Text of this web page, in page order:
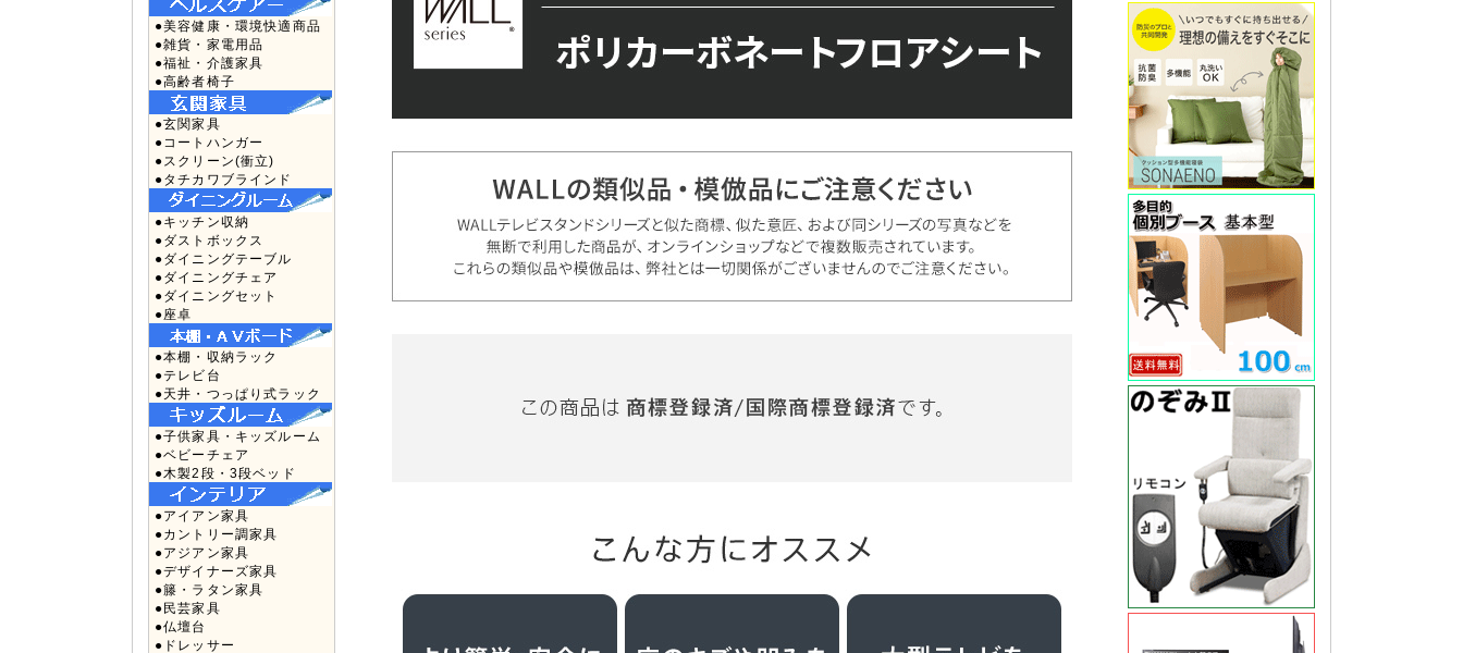
●美容健康・環境快適商品
●雑貨・家電用品
●福祉・介護家具
●高齢者椅子
●玄関家具
●コートハンガー
●スクリーン(衝立)
●タチカワブラインド
●キッチン収納
●ダストボックス
●ダイニングテーブル
●ダイニングチェア
●ダイニングセット
●座卓
●本棚・収納ラック
●テレビ台
●天井・つっぱり式ラック
●子供家具・キッズルーム
●ベビーチェア
●木製2段・3段ベッド
●アイアン家具
●カントリー調家具
●アジアン家具
●デザイナーズ家具
●籐・ラタン家具
●民芸家具
●仏壇台
●ドレッサー